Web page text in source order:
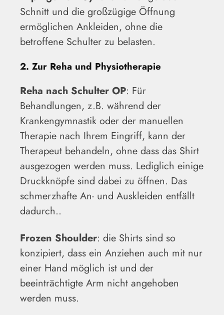
Schnitt und die großzügige Öffnung
ermöglichen Ankleiden, ohne die
betroffene Schulter zu belasten.
2. Zur Reha und Physiotherapie
Reha nach Schulter OP: Für
Behandlungen, z.B. während der
Krankengymnastik oder der manuellen
Therapie nach Ihrem Eingriff, kann der
Therapeut behandeln, ohne dass das Shirt
ausgezogen werden muss. Lediglich einige
Druckknöpfe sind dabei zu öffnen. Das
schmerzhafte An- und Auskleiden entfällt
dadurch..
Frozen Shoulder: die Shirts sind so
konzipiert, dass ein Anziehen auch mit nur
einer Hand möglich ist und der
beeinträchtigte Arm nicht angehoben
werden muss.